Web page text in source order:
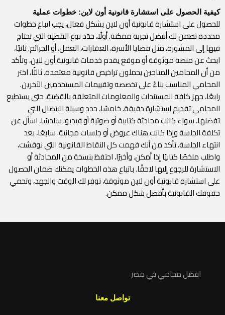
كيفية الحصول على استشارة قانونية أون لاين: خطوات عملية
للحصول على استشارة قانونية أون لاين بشكل فعال، يجب اتباع خطوات
محددة تضمن لك أفضل تجربة ممكنة. أولًا، حدّد نوع القضية التي تحتاج
فيها إلى المشورة، مثل قضايا الأسرة، العقارات، العمل، أو الجرائم. ثانيًا،
ابحث عن منصة موثوقة أو موقع يقدم خدمات قانونية أون لاين، وتأكد
من أن المحامين المتاحين يحملون تراخيص قانونية معتمدة. ثالثًا، اختر
المحامي المناسب بناءً على تخصصه وتقييمات المستخدمين الآخرين.
رابعًا، جهز كافة المستندات والمعلومات المتعلقة بالقضية، حتى يستطيع
المحامي تقديم استشارة دقيقة. خامسًا، حدد وسيلة الاتصال التي
تفضلها، سواء كانت محادثة كتابية أو صوتية أو فيديو. سادسًا، اسأل عن
تكلفة الجلسة وإذا كانت هناك عروض أو جلسات مجانية. سابعًا، بعد
انتهاء الجلسة، تأكد من أنك فهمت كل النقاط القانونية التي نوقشت،
واطلب ملخصًا كتابيًا إذا أمكن. وأخيرًا، احتفظ بنسخة من المحادثة أو
الاستشارة للرجوع إليها لاحقًا. باتباع هذه الخطوات يمكنك ضمان الحصول
على استشارة قانونية أون لاين موثوقة، توفر لك الوقت والجهد، وتحمي
حقوقك القانونية بأفضل شكل ممكن.
افضل محامي في مصر
تواصل معنا